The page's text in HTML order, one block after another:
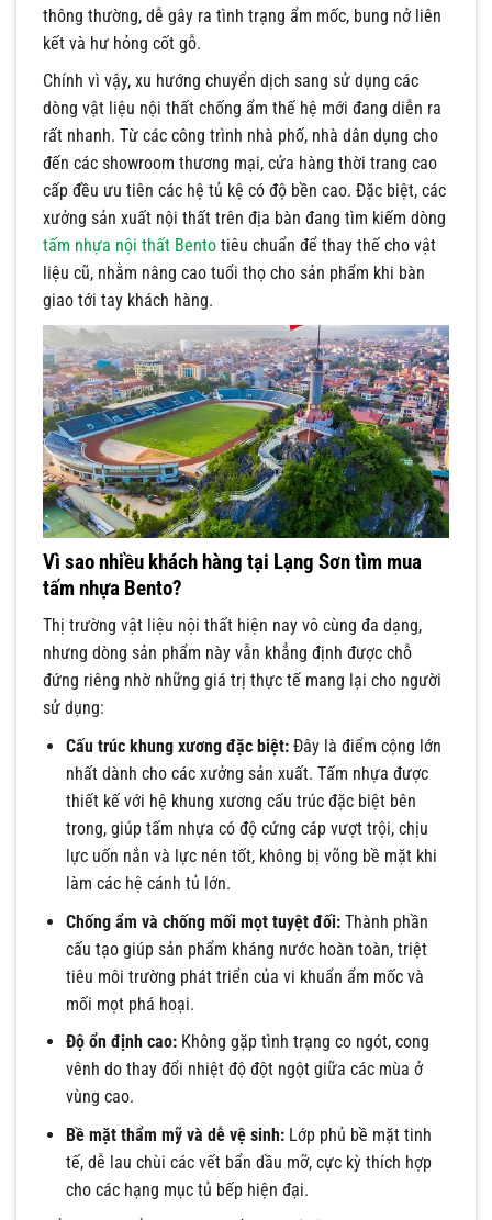
thông thường, dễ gây ra tình trạng ẩm mốc, bung nở liên
kết và hư hỏng cốt gỗ.
Chính vì vậy, xu hướng chuyển dịch sang sử dụng các
dòng vật liệu nội thất chống ẩm thế hệ mới đang diễn ra
rất nhanh. Từ các công trình nhà phố, nhà dân dụng cho
đến các showroom thương mại, cửa hàng thời trang cao
cấp đều ưu tiên các hệ tủ kệ có độ bền cao. Đặc biệt, các
xưởng sản xuất nội thất trên địa bàn đang tìm kiếm dòng
tấm nhựa nội thất Bento tiêu chuẩn để thay thế cho vật
liệu cũ, nhằm nâng cao tuổi thọ cho sản phẩm khi bàn
giao tới tay khách hàng.
Vì sao nhiều khách hàng tại Lạng Sơn tìm mua
tấm nhựa Bento?
Thị trường vật liệu nội thất hiện nay vô cùng đa dạng,
nhưng dòng sản phẩm này vẫn khẳng định được chỗ
đứng riêng nhờ những giá trị thực tế mang lại cho người
sử dụng:
Cấu trúc khung xương đặc biệt:Đây là điểm cộng lớn
nhất dành cho các xưởng sản xuất. Tấm nhựa được
thiết kế với hệ khung xương cấu trúc đặc biệt bên
trong, giúp tấm nhựa có độ cứng cáp vượt trội, chịu
lực uốn nắn và lực nén tốt, không bị võng bề mặt khi
làm các hệ cánh tủ lớn.
Chống ẩm và chống mối mọt tuyệt đối:Thành phần
cấu tạo giúp sản phẩm kháng nước hoàn toàn, triệt
tiêu môi trường phát triển của vi khuẩn ẩm mốc và
mối mọt phá hoại.
Độ ổn định cao:Không gặp tình trạng co ngót, cong
vênh do thay đổi nhiệt độ đột ngột giữa các mùa ở
vùng cao.
Bề mặt thẩm mỹ và dễ vệ sinh:Lớp phủ bề mặt tinh
tế, dễ lau chùi các vết bẩn dầu mỡ, cực kỳ thích hợp
cho các hạng mục tủ bếp hiện đại.